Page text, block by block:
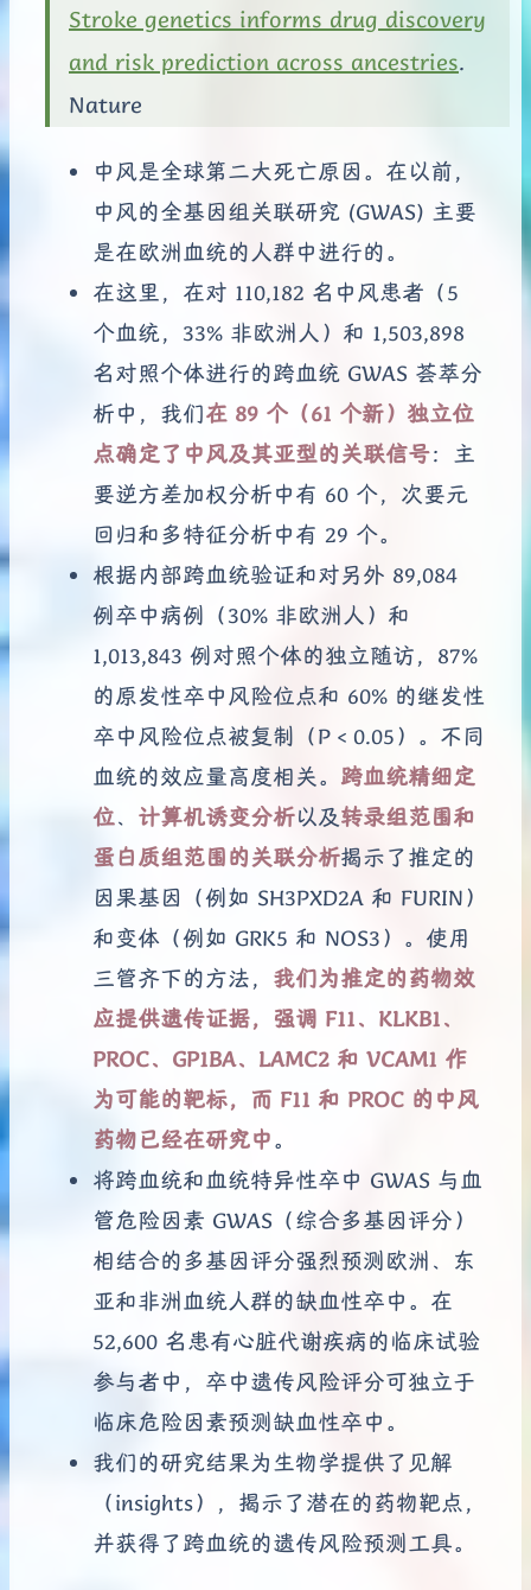
Stroke genetics informs drug discovery
and risk prediction across ancestries.
Nature
中风是全球第二大死亡原因。在以前，
中风的全基因组关联研究 (GWAS) 主要
是在欧洲血统的人群中进行的。
在这里，在对 110,182 名中风患者（5
个血统，33% 非欧洲人）和 1,503,898
名对照个体进行的跨血统 GWAS 荟萃分
析中，我们在 89 个（61 个新）独立位
点确定了中风及其亚型的关联信号：主
要逆方差加权分析中有 60 个，次要元
回归和多特征分析中有 29 个。
根据内部跨血统验证和对另外 89,084
例卒中病例（30% 非欧洲人）和
1,013,843 例对照个体的独立随访，87%
的原发性卒中风险位点和 60% 的继发性
卒中风险位点被复制（P < 0.05）。不同
血统的效应量高度相关。 跨血统精细定
位、 计算机诱变分析以及转录组范围和
蛋白质组范围的关联分析揭示了推定的
因果基因（例如 SH3PXD2A 和 FURIN）
和变体（例如 GRK5 和 NOS3）。使用
三管齐下的方法， 我们为推定的药物效
应提供遗传证据，强调 F11、KLKB1、
PROC、GP1BA、LAMC2 和 VCAM1 作
为可能的靶标，而 F11 和 PROC 的中风
药物已经在研究中。
将跨血统和血统特异性卒中 GWAS 与血
管危险因素 GWAS（综合多基因评分）
相结合的多基因评分强烈预测欧洲、东
亚和非洲血统人群的缺血性卒中。在
52,600 名患有心脏代谢疾病的临床试验
参与者中，卒中遗传风险评分可独立于
临床危险因素预测缺血性卒中。
我们的研究结果为生物学提供了见解
（insights），揭示了潜在的药物靶点，
并获得了跨血统的遗传风险预测工具。